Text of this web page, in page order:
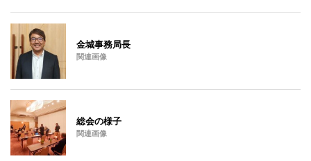
金城事務局長
関連画像
総会の様子
関連画像